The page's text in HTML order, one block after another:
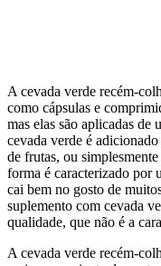
A cevada verde recém-
como cápsulas e
mas elas são aplicadas
cevada verde é
de frutas, ou
forma é caracterizado por
cai bem no gosto de
suplemento com cevada
qualidade, que não é a
A cevada verde recém-